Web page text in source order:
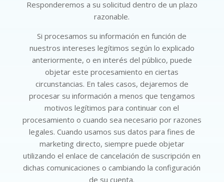
Responderemos a su solicitud dentro de un plazo
razonable.
Si procesamos su información en función de
nuestros intereses legítimos según lo explicado
anteriormente, o en interés del público, puede
objetar este procesamiento en ciertas
circunstancias. En tales casos, dejaremos de
procesar su información a menos que tengamos
motivos legítimos para continuar con el
procesamiento o cuando sea necesario por razones
legales. Cuando usamos sus datos para fines de
marketing directo, siempre puede objetar
utilizando el enlace de cancelación de suscripción en
dichas comunicaciones o cambiando la configuración
de su cuenta.